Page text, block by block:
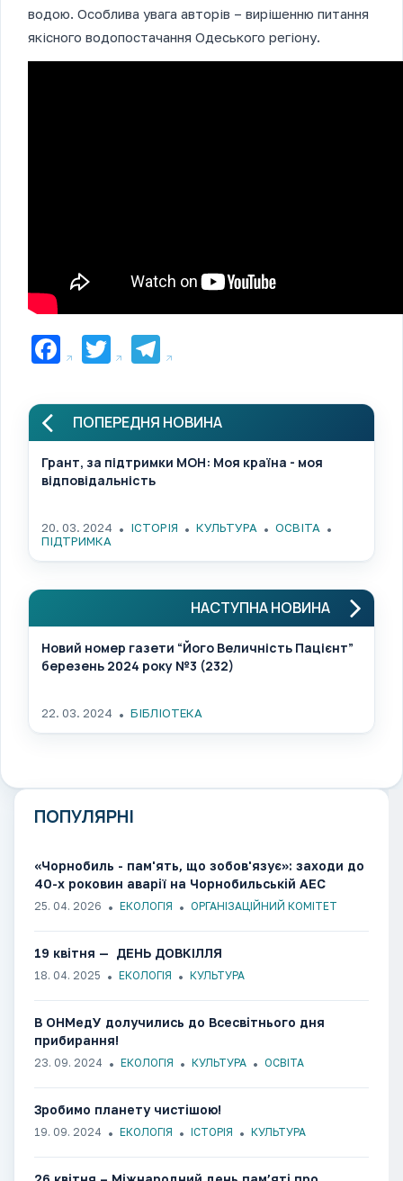
водою. Особлива увага авторів – вирішенню питання
якісного водопостачання Одеського регіону.
Facebook
TwitterTelegram
ПОПЕРЕДНЯ НОВИНА
Грант, за підтримки МОН: Моя країна - моя
відповідальність
20. 03. 2024 ІСТОРІЯ КУЛЬТУРА
ОСВІТА
ПІДТРИМКА
НАСТУПНА НОВИНА
Новий номер газети “Його Величність Пацієнт”
березень 2024 року №3 (232)
22. 03. 2024 БІБЛІОТЕКА
ПОПУЛЯРНІ
«Чорнобиль - пам'ять, що зобов'язує»: заходи до
40-х роковин аварії на Чорнобильській АЕС
25. 04. 2026 ЕКОЛОГІЯ ОРГАНІЗАЦІЙНИЙ КОМІТЕТ
19 квітня — ДЕНЬ ДОВКІЛЛЯ
18. 04. 2025 ЕКОЛОГІЯ КУЛЬТУРА
В ОНМедУ долучились до Всесвітнього дня
прибирання!
23. 09. 2024 ЕКОЛОГІЯ КУЛЬТУРА ОСВІТА
Зробимо планету чистішою!
19. 09. 2024 ЕКОЛОГІЯ ІСТОРІЯ КУЛЬТУРА